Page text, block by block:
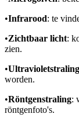
•Infrarood: te
•Zichtbaar licht:
zien.
•
worden.
•Röntgenstraling:
röntgenfoto's.